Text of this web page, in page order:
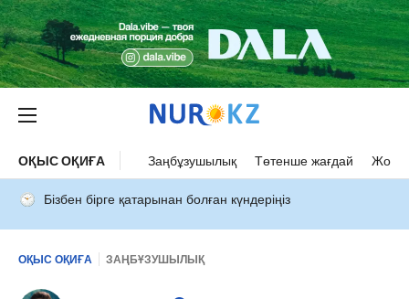
ОҚЫС ОҚИҒА Заңбұзушылық Төтенше жағдай Жол
Бізбен бірге қатарынан болған күндеріңіз
ОҚЫС ОҚИҒА ЗАҢБҰЗУШЫЛЫҚ